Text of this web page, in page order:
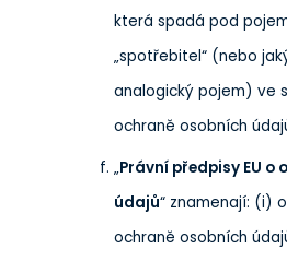
která spadá pod
„spotřebitel“ (nebo
analogický pojem) ve
ochraně osobních
„Právní předpisy EU o
údajů“ znamenají: (i)
ochraně osobních